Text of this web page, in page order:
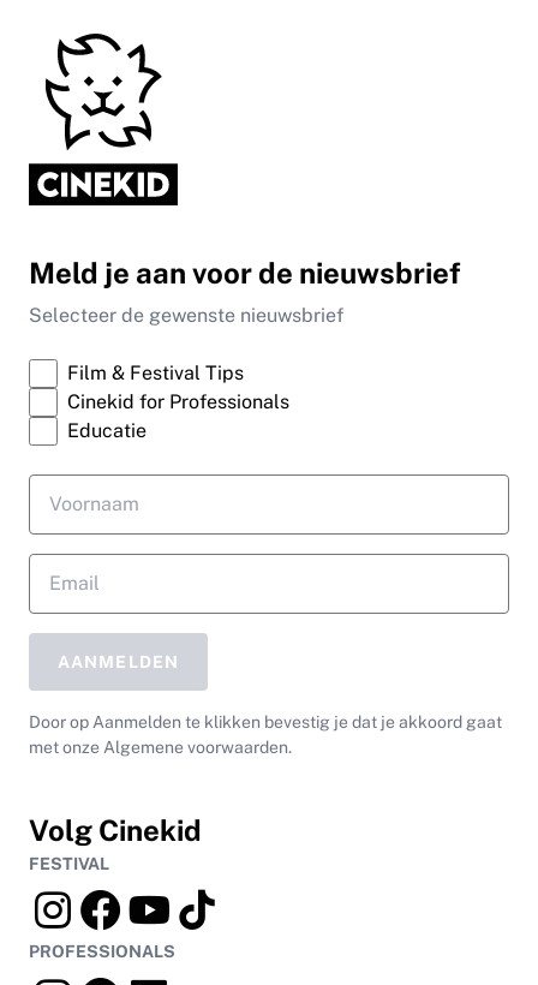
Meld je aan voor de nieuwsbrief
Selecteer de gewenste nieuwsbrief
Film & Festival Tips
Cinekid for Professionals
Educatie
AANMELDEN
Door op Aanmelden te klikken bevestig je dat je akkoord gaat
met onze Algemene voorwaarden.
Volg Cinekid
FESTIVAL
PROFESSIONALS